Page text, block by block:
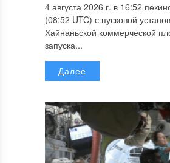
4 августа 2026 г. в 16:52
(08:52 UTC) с пусковой
Хайнаньской коммерческой
запуска...
Далее